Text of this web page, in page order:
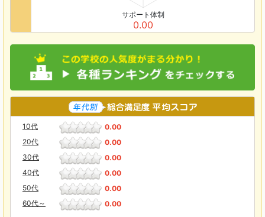
サポート体制
0.00
10代
0.00
20代
0.00
30代
0.00
40代
0.00
50代
0.00
60代～
0.00